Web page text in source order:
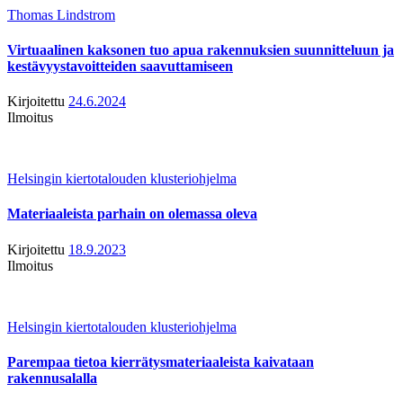
Thomas Lindstrom
Virtuaalinen kaksonen tuo apua rakennuksien suunnitteluun ja
kestävyystavoitteiden saavuttamiseen
Kirjoitettu 24.6.2024
Ilmoitus
Helsingin kiertotalouden klusteriohjelma
Materiaaleista parhain on olemassa oleva
Kirjoitettu 18.9.2023
Ilmoitus
Helsingin kiertotalouden klusteriohjelma
Parempaa tietoa kierrätysmateriaaleista kaivataan
rakennusalalla